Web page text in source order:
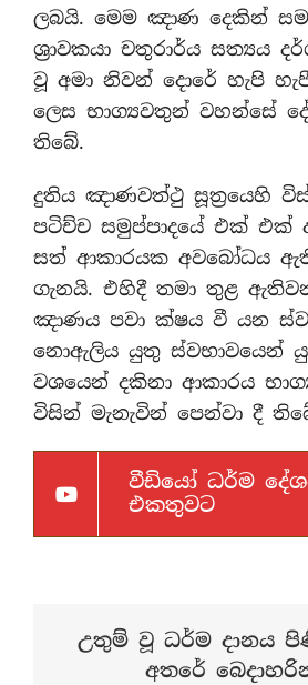
ලබයි. මෙම ඤාණ දෙකින්
ශ්‍රාවකයා චතුරාර්ය සත්‍යය
වූ අමා නිවන් දොරේ හැපි
ලෙස භාග්‍යවතුන් වහන්සේ
තිබේ.
දුතිය ඤාණවත්ථු සූත්‍රයෙහි
පටිච්ච සමුප්පාදයේ එක් එක්
සත් ආකාරයක අවබෝධය
ගැනයි. එහිදී තමා තුළ
ඤාණය පවා ක්ෂය වී යන
නොඇලිය යුතු ස්වභාවයෙන්
වශයෙන් දකිනා ආකාරය
විසින් මැනැවින් පෙන්වා දී
වීඩියෝ ධර්ම
එකතුවට
උතුම් වූ ධර්ම දානය
අතරේ